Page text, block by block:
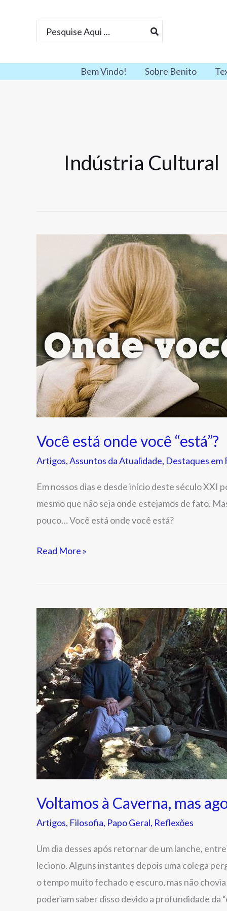
Bem Vindo! Sobre Benito
Indústria Cultural
Você está onde você “está”?
Artigos,Assuntos da Atualidade, Destaques em
Em nossos dias e desde início deste século XXI
mesmo que não seja onde estejamos de fato.
pouco… Você está onde você está?
onde
você
“está”?
Read More »
Voltamos à Caverna, mas
Artigos, Filosofia, Papo Geral, Reflexões
Um dia desses após retornar de um lanche,
leciono. Alguns instantes depois uma colega
o tempo muito fechado e escuro, mas não
poderiam saber disso devido a profundidade da
Voltamos
à
Caverna,
mas
agora
ela
é
high-
tech